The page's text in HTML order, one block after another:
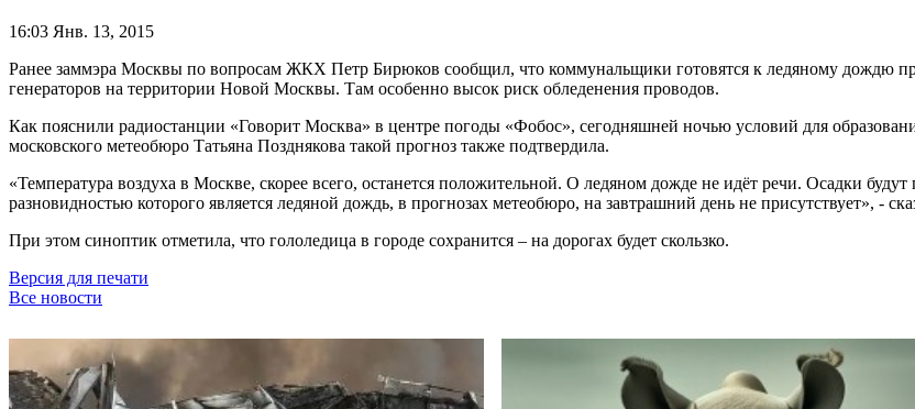
16:03 Янв. 13, 2015
Ранее заммэра Москвы по вопросам ЖКХ Петр Бирюков сообщил, что коммунальщики готовятся к ледяному дождю
генераторов на территории Новой Москвы. Там особенно высок риск обледенения проводов.
Как пояснили радиостанции «Говорит Москва» в центре погоды «Фобос», сегодняшней ночью условий для
московского метеобюро Татьяна Позднякова такой прогноз также подтвердила.
«Температура воздуха в Москве, скорее всего, останется положительной. О ледяном дожде не идёт речи. Осадки
разновидностью которого является ледяной дождь, в прогнозах метеобюро, на завтрашний день не присутствует», -
При этом синоптик отметила, что гололедица в городе сохранится – на дорогах будет скользко.
Версия для печати
Все новости